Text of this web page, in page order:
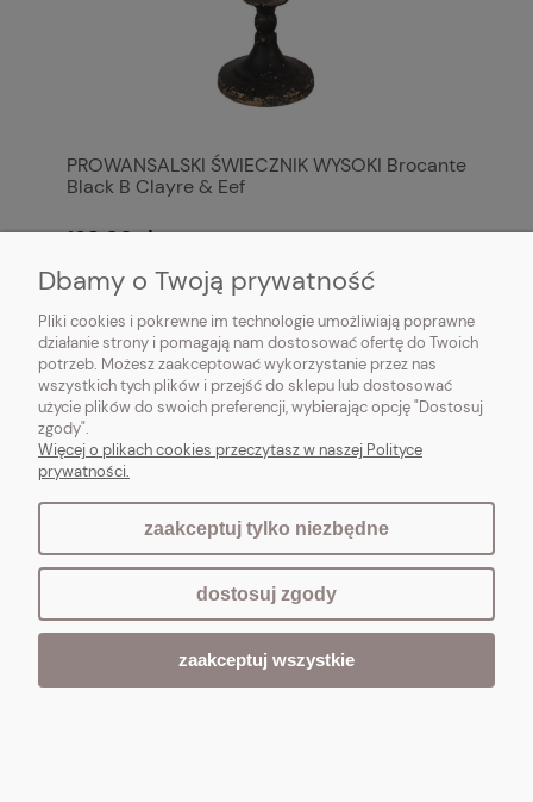
PROWANSALSKI ŚWIECZNIK WYSOKI Brocante
Black B Clayre & Eef
168,00 zł
NOWOŚĆ
Dbamy o Twoją prywatność
Pliki cookies i pokrewne im technologie umożliwiają poprawne
działanie strony i pomagają nam dostosować ofertę do Twoich
potrzeb. Możesz zaakceptować wykorzystanie przez nas
wszystkich tych plików i przejść do sklepu lub dostosować
użycie plików do swoich preferencji, wybierając opcję "Dostosuj
zgody".
Więcej o plikach cookies przeczytasz w naszej Polityce
prywatności.
zaakceptuj tylko niezbędne
dostosuj zgody
zaakceptuj wszystkie